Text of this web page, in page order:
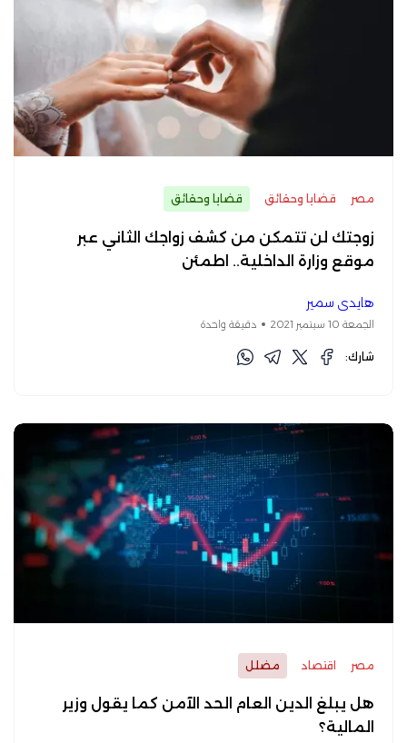
مصر قضايا وحقائق قضايا وحقائق
زوجتك لن تتمكن من كشف زواجك الثاني عبر
موقع وزارة الداخلية.. اطمئن
هايدي سمير
الجمعة 10 سبتمبر 2021 دقيقة واحدة
شارك:
مصر اقتصاد مضلل
هل يبلغ الدين العام الحد الآمن كما يقول وزير
المالية؟